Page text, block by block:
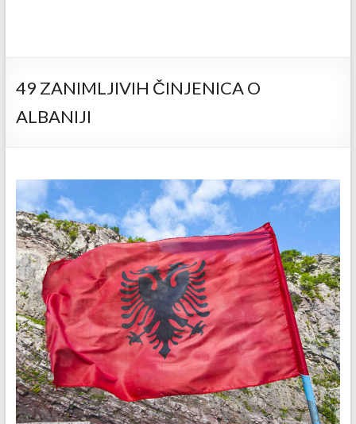
49 ZANIMLJIVIH ČINJENICA O
ALBANIJI